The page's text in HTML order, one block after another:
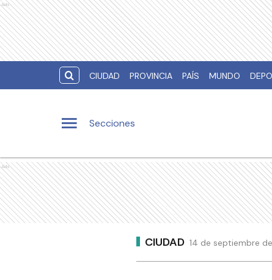
Ads
CIUDAD PROVINCIA PAÍS MUNDO
Secciones
Ads
CIUDAD 14 de septiembre